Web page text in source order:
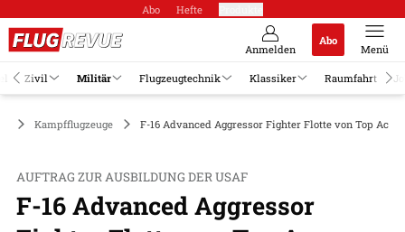
Abo Hefte
Anmelden
Abo
Menü
Zivil Militär Flugzeugtechnik Klassiker Raumfahrt
Kampfflugzeuge F-16 Advanced Aggressor Fighter Flotte von Top Aces
AUFTRAG ZUR AUSBILDUNG DER USAF
F-16 Advanced Aggressor